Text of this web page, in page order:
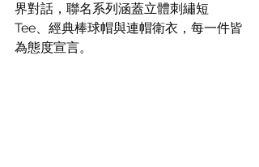
界對話，聯名系列涵蓋立體刺繡短
Tee、經典棒球帽與連帽衛衣，每一件皆
為態度宣言。